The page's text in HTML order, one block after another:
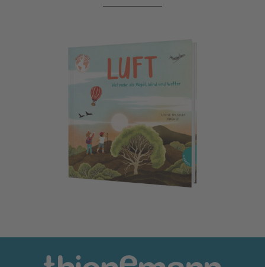
Unsere Welt: Luft